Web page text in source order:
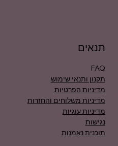
תנאים
FAQ
תקנון ותנאי שימוש
מדיניות הפרטיות
מדיניות משלוחים והחזרות
מדיניות עוגיות
נגישות
תוכנית נאמנות